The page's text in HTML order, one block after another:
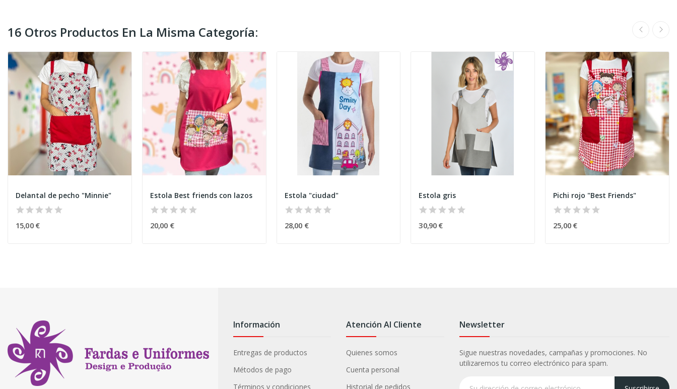
16 Otros Productos En La Misma Categoría:
Delantal de pecho "Minnie"
15,00 €
Estola Best friends con lazos
20,00 €
Estola "ciudad"
28,00 €
Estola gris
30,90 €
Pichi rojo "Best Friends"
25,00 €
Información
Entregas de productos
Métodos de pago
Términos y condiciones
Atención Al Cliente
Quienes somos
Cuenta personal
Historial de pedidos
Newsletter
Sigue nuestras novedades, campañas y promociones. No
utilizaremos tu correo electrónico para spam.